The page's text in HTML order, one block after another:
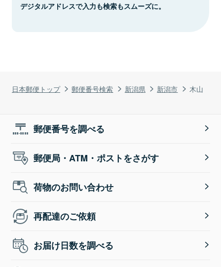
日本郵便トップ 郵便番号検索 新潟県 新潟市 木山
デジタルアドレスで入力も検索もスムーズに。
郵便番号を調べる
郵便局・ATM・ポストをさがす
荷物のお問い合わせ
再配達のご依頼
お届け日数を調べる